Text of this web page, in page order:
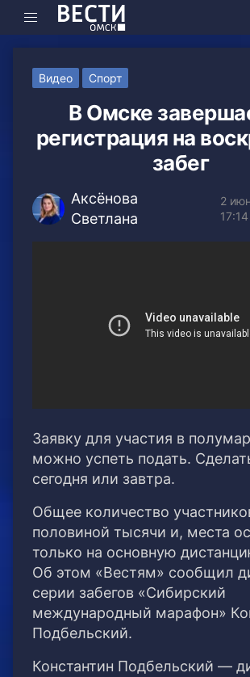
Видео Спорт
В Омске
регистрация на
забег
Аксёнова
Светлана
2
17:14
Заявку для участия в
можно успеть подать.
сегодня или завтра.
Общее количество
половиной тысячи и, места
только на основную
Об этом «Вестям» сообщил
серии забегов «Сибирский
международный марафон»
Подбельский.
Константин Подбельский —